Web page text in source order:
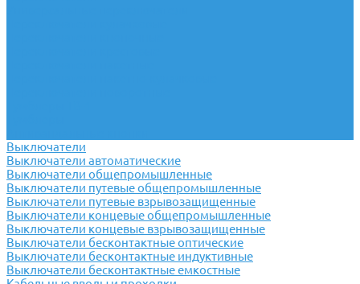
Выключатели
Выключатели автоматические
Выключатели общепромышленные
Выключатели путевые общепромышленные
Выключатели путевые взрывозащищенные
Выключатели концевые общепромышленные
Выключатели концевые взрывозащищенные
Выключатели бесконтактные оптические
Выключатели бесконтактные индуктивные
Выключатели бесконтактные емкостные